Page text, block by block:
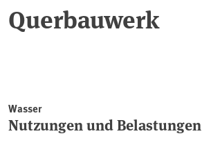
Querbauwerk
Wasser
Nutzungen und Belastungen